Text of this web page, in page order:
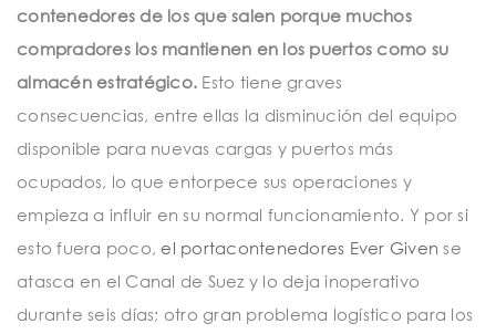
contenedores de los que salen porque muchos
compradores los mantienen en los puertos como su
almacén estratégico. Esto tiene graves
consecuencias, entre ellas la disminución del equipo
disponible para nuevas cargas y puertos más
ocupados, lo que entorpece sus operaciones y
empieza a influir en su normal funcionamiento. Y por si
esto fuera poco, el portacontenedores Ever Given se
atasca en el Canal de Suez y lo deja inoperativo
durante seis días; otro gran problema logístico para los